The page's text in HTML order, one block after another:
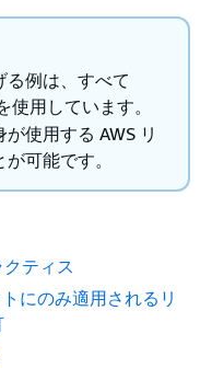
る例は、すべて
使用しています。
使用する AWS リ
可能です。
ティス
にのみ適用されるリ